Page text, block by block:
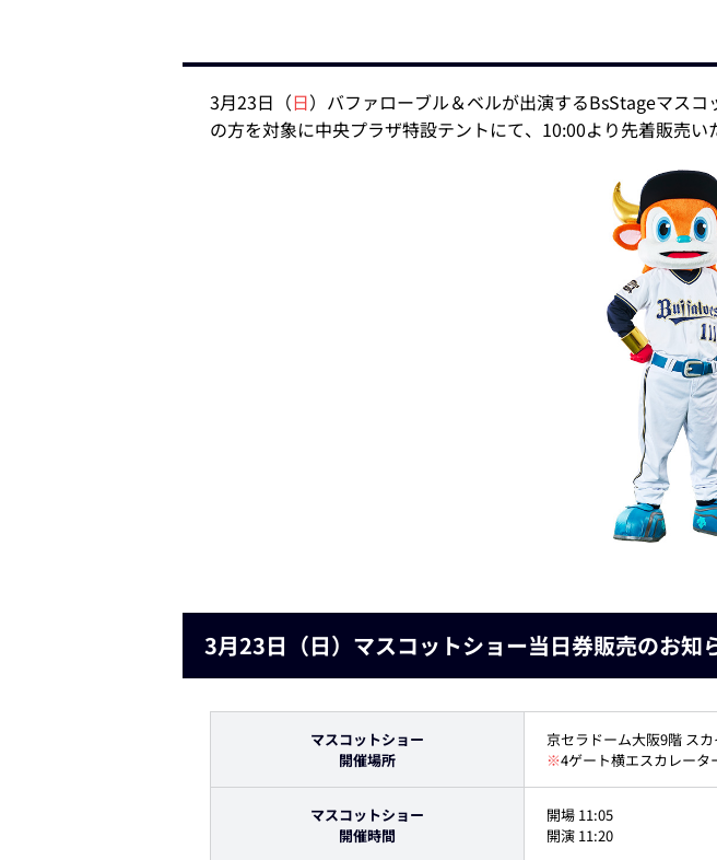
3月23日（日）バファローブル＆ベルが出演するBsStageマス
の方を対象に中央プラザ特設テントにて、10:00より先着販売い
3月23日（日）マスコットショー当日券販売のお知
マスコットショー
開催場所
京セラドーム大阪9階 ス
※4ゲート横エスカレータ
マスコットショー
開催時間
開場 11:05
開演 11:20